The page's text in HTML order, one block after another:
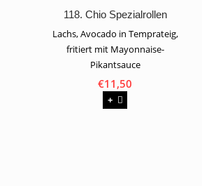
118. Chio Spezialrollen
Lachs, Avocado in Temprateig,
fritiert mit Mayonnaise-
Pikantsauce
€11,50
+